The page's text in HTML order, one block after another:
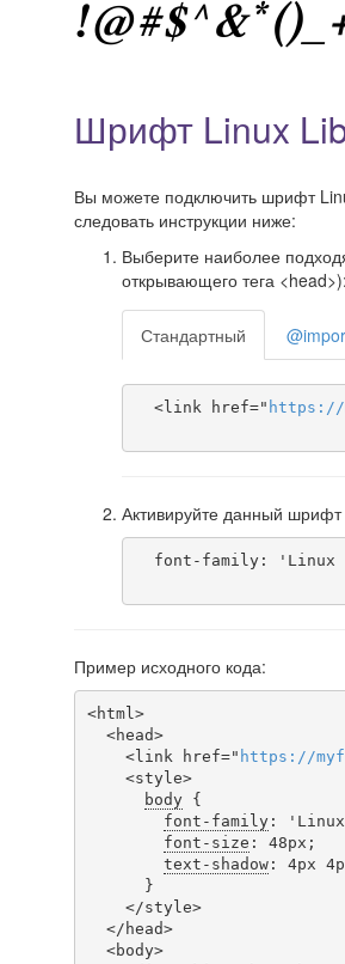
Шрифт Linux
Вы можете подключить шрифт
следовать инструкции ниже:
Выберите наиболее
открывающего тега <head>):
Стандартный
  <link href="
https ://
Активируйте данный
Пример исходного кода:
<html>
    <link href="
https ://
body {
font-family:
font-size : 48px;
text-shadow: 4px